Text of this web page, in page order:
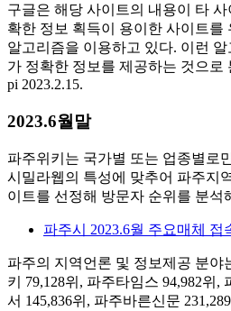
구글은 해당 사이트의 내용이 타
확한 정보 획득이 용이한 사이트를
알고리즘을 이용하고 있다. 이런 알
가 정확한 정보를 제공하는 것으로
pi 2023.2.15.
2023.6월말
파주위키는 국가별 또는 업종별로
시밀라웹의 특성에 맞추어 파주지
이트를 선정해 방문자 순위를 분석
파주시 2023.6월 주요매체 접
파주의 지역언론 및 정보제공 분야
키 79,128위, 파주타임스 94,982위,
서 145,836위, 파주바른신문